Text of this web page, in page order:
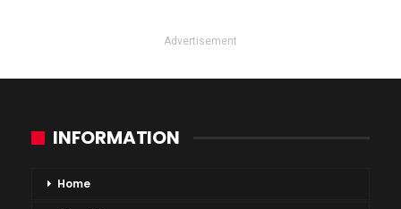
Advertisement
INFORMATION
Home